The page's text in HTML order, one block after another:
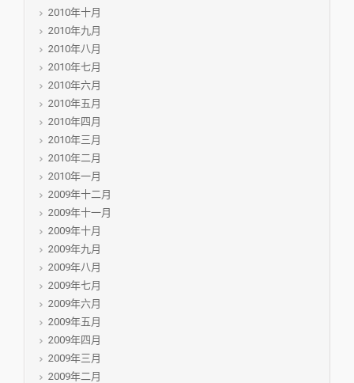
2010年十月
2010年九月
2010年八月
2010年七月
2010年六月
2010年五月
2010年四月
2010年三月
2010年二月
2010年一月
2009年十二月
2009年十一月
2009年十月
2009年九月
2009年八月
2009年七月
2009年六月
2009年五月
2009年四月
2009年三月
2009年二月